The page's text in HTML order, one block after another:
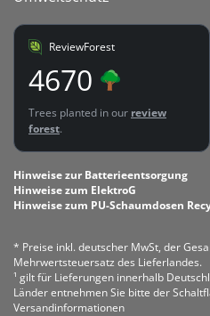
ReviewForest
4670
Trees planted in our review
forest.
Hinweise zur Batterieentsorgung
Hinweise zum ElektroG
Hinweise zum PU-Schaumdosen
* Preise inkl. deutscher MwSt, der
Mehrwertsteuersatz des Lieferlandes.
¹ gilt für Lieferungen innerhalb
Länder entnehmen Sie bitte der
Versandinformationen